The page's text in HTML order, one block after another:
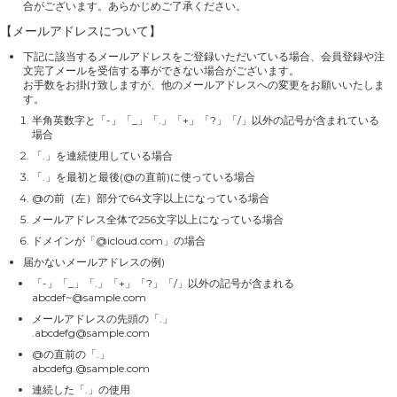
合がございます。あらかじめご了承ください。
【メールアドレスについて】
下記に該当するメールアドレスをご登録いただいている場合、会員登録や注
文完了メールを受信する事ができない場合がございます。
お手数をお掛け致しますが、他のメールアドレスへの変更をお願いいたしま
す。
半角英数字と「-」「_」「.」「+」「?」「/」以外の記号が含まれている
場合
「.」を連続使用している場合
「.」を最初と最後(@の直前)に使っている場合
@の前（左）部分で64文字以上になっている場合
メールアドレス全体で256文字以上になっている場合
ドメインが「@icloud.com」の場合
届かないメールアドレスの例)
「-」「_」「.」「+」「?」「/」以外の記号が含まれる
abcdef~@sample.com
メールアドレスの先頭の「.」
.abcdefg@sample.com
@の直前の「.」
abcdefg.@sample.com
連続した「.」の使用